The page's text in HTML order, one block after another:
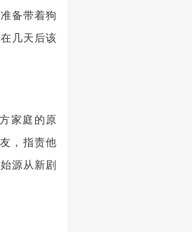
备带着狗
几天后该
家庭的原
，指责他
源从新剧